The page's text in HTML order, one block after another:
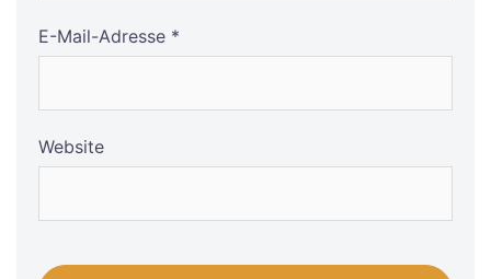
E-Mail-Adresse *
Website